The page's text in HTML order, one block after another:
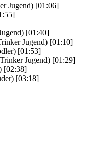
Jugend) [01:06]
[01:40]
Jugend) [01:10]
[01:53]
Jugend) [01:29]
[02:38]
[03:18]